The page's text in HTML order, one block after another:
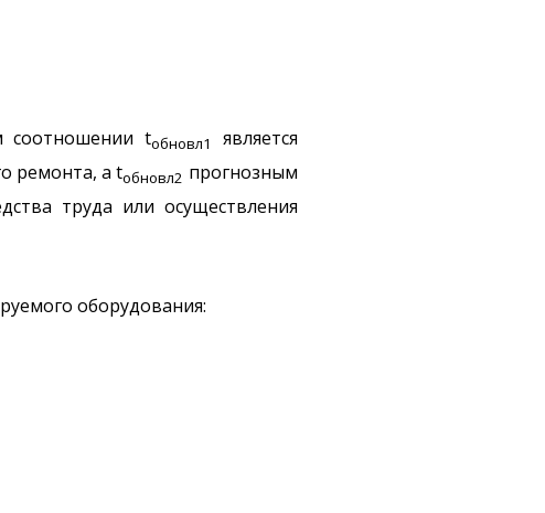
соотношении tобновл1
является
ремонта, а tобновл2 прогнозным
труда или осуществления
оборудования: